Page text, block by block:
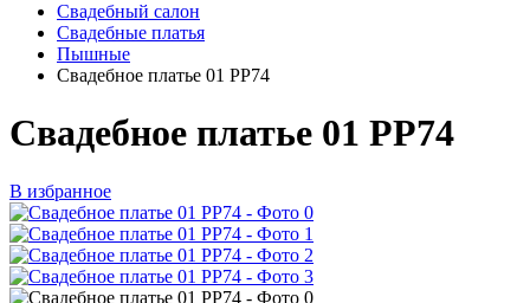
Свадебный салон
Свадебные платья
Пышные
Свадебное платье 01 PP74
Свадебное платье 01 PP74
В избранное